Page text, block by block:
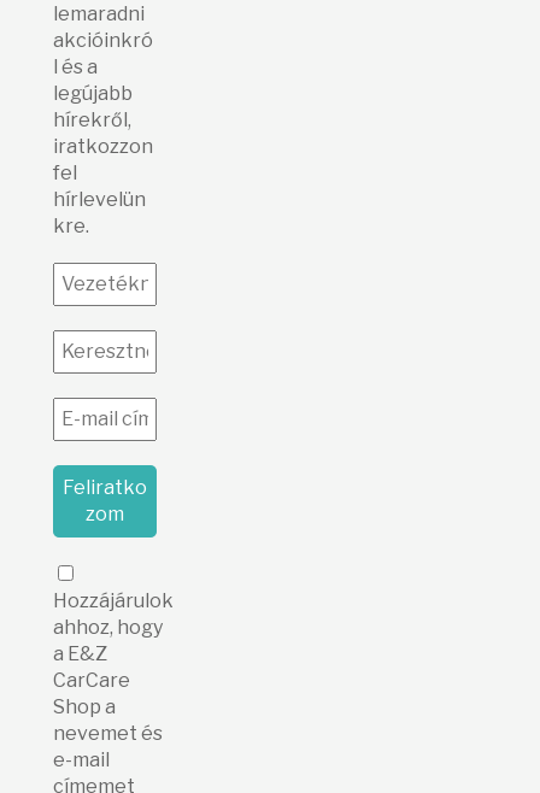
lemaradni
akcióinkró
l és a
legújabb
hírekről,
iratkozzon
fel
hírlevelün
kre.
Hozzájárulok
ahhoz, hogy
a E&Z
CarCare
Shop a
nevemet és
e-mail
címemet